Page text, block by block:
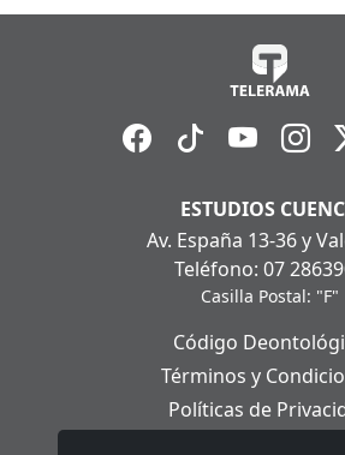
ESTUDIOS
Av. España 13-36 y
Teléfono: 07
Casilla Postal: "F"
Código
Términos y
Políticas de